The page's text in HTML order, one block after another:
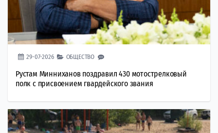
29-07-2026 ОБЩЕСТВО
Рустам Минниханов поздравил 430 мотострелковый
полк с присвоением гвардейского звания